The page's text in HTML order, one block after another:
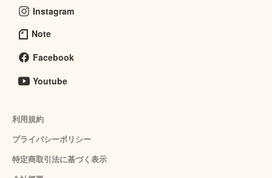
Instagram
Note
Facebook
Youtube
利用規約
プライバシーポリシー
特定商取引法に基づく表示